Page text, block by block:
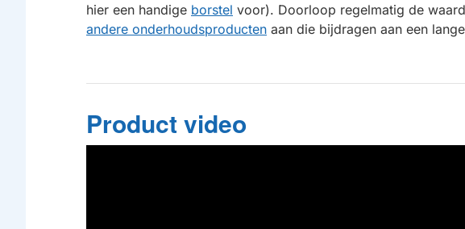
hier een handige borstel voor). Doorloop regelmatig de
andere onderhoudsproducten aan die bijdragen aan een
Product video